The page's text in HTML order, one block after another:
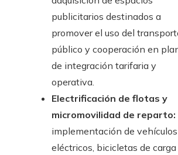
publicitarios destinados a
promover el uso del
público y cooperación en
de integración tarifaria y
operativa.
Electrificación de flotas y
micromovilidad de reparto:
implementación de vehículos
eléctricos, bicicletas de carga